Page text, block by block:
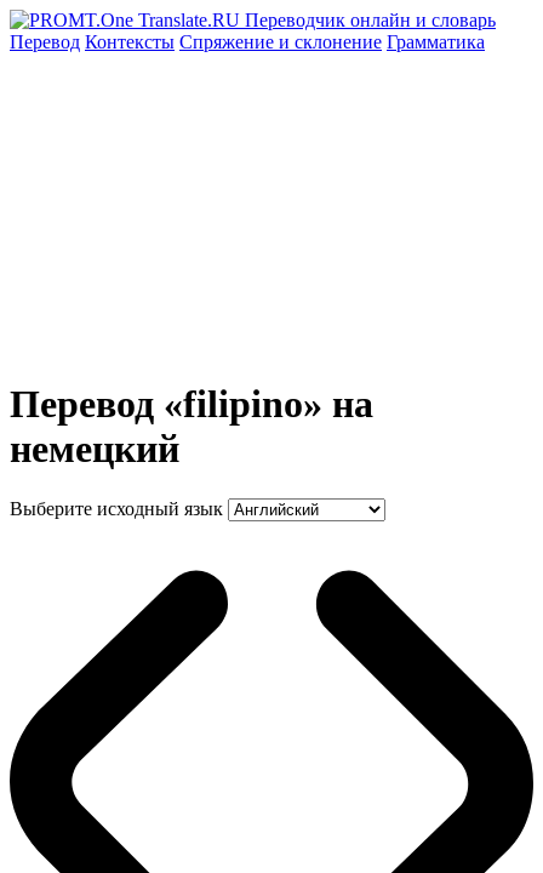
Перевод Контексты Спряжение и склонение Грамматика
Перевод «filipino» на
немецкий
Выберите исходный язык